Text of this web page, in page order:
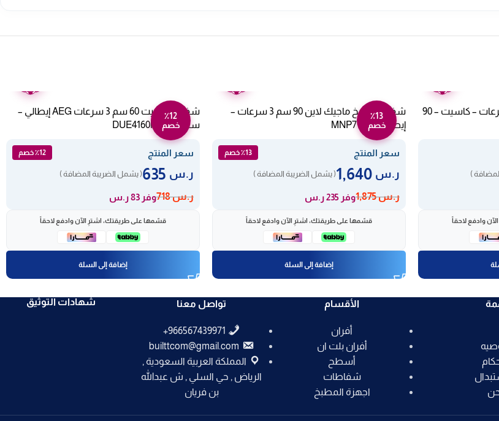
شفاط مطبخ ماستر جاز 3 سرعات – كاسيت – 90
)
وادفع لاحقاً
٪13
خصم
شفاط مطبخ ماجيك لاين 90 سم 3 سرعات –
إيطالي MNP7 90/S
سعر المنتج ٪13 خصم
ر.س ( يشمل الضريبة المضافة )
ر.س1,875 وفر 235 ر.س
قسّمها على طريقتك، اشترِ الآن وادفع لاحقاً
إضافة إلى السلة
٪12
خصم
شفاط كاسيت 60 سم 3 سرعات AEG إيطالي –
ستيل DUE4160MU/E
سعر المنتج ٪12 خصم
ر.س ( يشمل الضريبة المضافة )
ر.س718 وفر 83 ر.س
قسّمها على طريقتك، اشترِ الآن وادفع لاحقاً
إضافة إلى السلة
الأقسام
أفران
أفران بلت ان
أسطح
شفاطات
اجهزة المطبخ
تواصل معنا
builttcom@gmail.com
المملكة العربية السعودية ,
الرياض , حي السلي , ش عبدالله
بن فريان
شهادات التوثيق